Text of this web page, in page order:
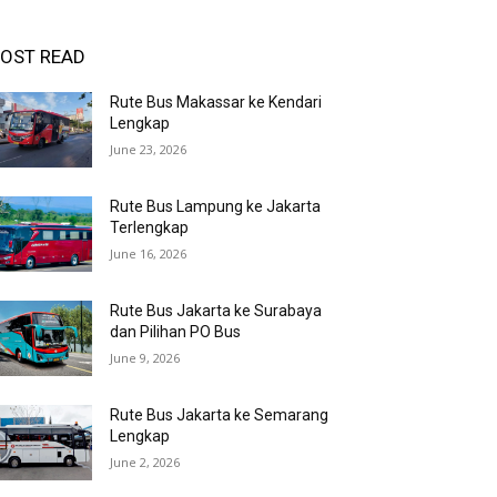
READ
Rute Bus Makassar ke Kendari
Lengkap
June 23, 2026
Rute Bus Lampung ke Jakarta
Terlengkap
June 16, 2026
Rute Bus Jakarta ke Surabaya
dan Pilihan PO Bus
June 9, 2026
Rute Bus Jakarta ke Semarang
Lengkap
June 2, 2026